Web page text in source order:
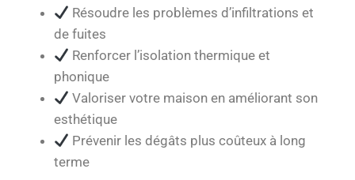
Résoudre les problèmes d’infiltrations et
de fuites
Renforcer l’isolation thermique et
phonique
Valoriser votre maison en améliorant son
esthétique
Prévenir les dégâts plus coûteux à long
terme